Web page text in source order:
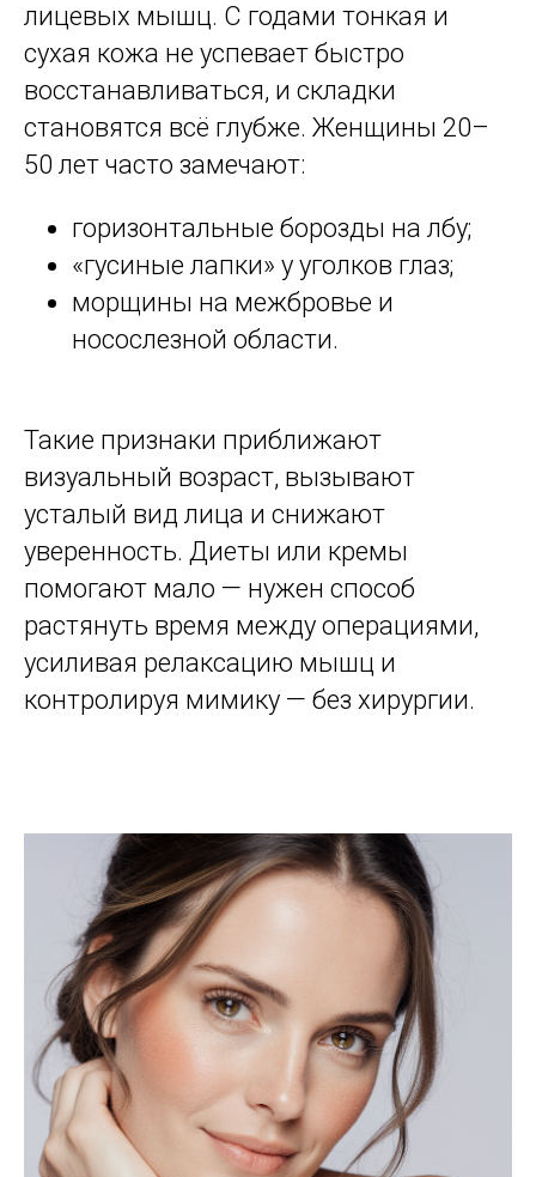
лицевых мышц. С годами тонкая и
сухая кожа не успевает быстро
восстанавливаться, и складки
становятся всё глубже. Женщины 20–
50 лет часто замечают:
горизонтальные борозды на лбу;
«гусиные лапки» у уголков глаз;
морщины на межбровье и
носослезной области.
Такие признаки приближают
визуальный возраст, вызывают
усталый вид лица и снижают
уверенность. Диеты или кремы
помогают мало — нужен способ
растянуть время между операциями,
усиливая релаксацию мышц и
контролируя мимику — без хирургии.